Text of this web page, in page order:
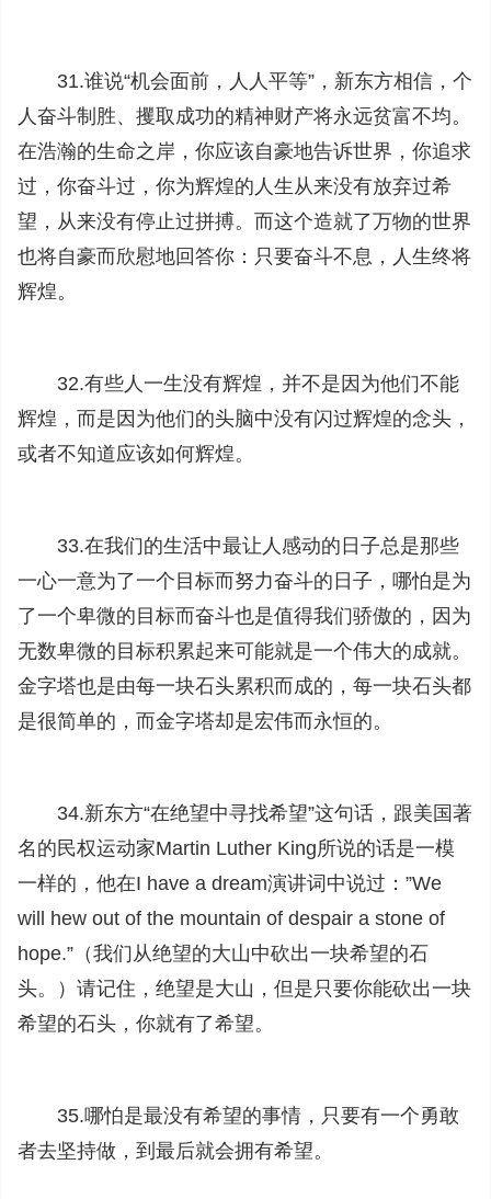
31.谁说“机会面前，人人平等”，新东方相信，个
人奋斗制胜、攫取成功的精神财产将永远贫富不均。
在浩瀚的生命之岸，你应该自豪地告诉世界，你追求
过，你奋斗过，你为辉煌的人生从来没有放弃过希
望，从来没有停止过拼搏。而这个造就了万物的世界
也将自豪而欣慰地回答你：只要奋斗不息，人生终将
辉煌。
32.有些人一生没有辉煌，并不是因为他们不能
辉煌，而是因为他们的头脑中没有闪过辉煌的念头，
或者不知道应该如何辉煌。
33.在我们的生活中最让人感动的日子总是那些
一心一意为了一个目标而努力奋斗的日子，哪怕是为
了一个卑微的目标而奋斗也是值得我们骄傲的，因为
无数卑微的目标积累起来可能就是一个伟大的成就。
金字塔也是由每一块石头累积而成的，每一块石头都
是很简单的，而金字塔却是宏伟而永恒的。
34.新东方“在绝望中寻找希望”这句话，跟美国著
名的民权运动家Martin Luther King所说的话是一模
一样的，他在I have a dream演讲词中说过：”We
will hew out of the mountain of despair a stone of
hope.”（我们从绝望的大山中砍出一块希望的石
头。）请记住，绝望是大山，但是只要你能砍出一块
希望的石头，你就有了希望。
35.哪怕是最没有希望的事情，只要有一个勇敢
者去坚持做，到最后就会拥有希望。